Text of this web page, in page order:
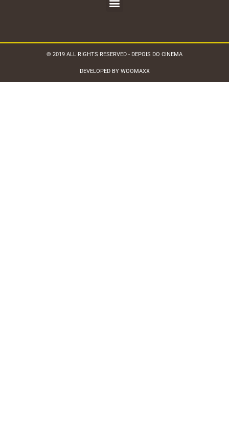
© 2019 ALL RIGHTS RESERVED - DEPOIS DO CINEMA
DEVELOPED BY WOOMAXX